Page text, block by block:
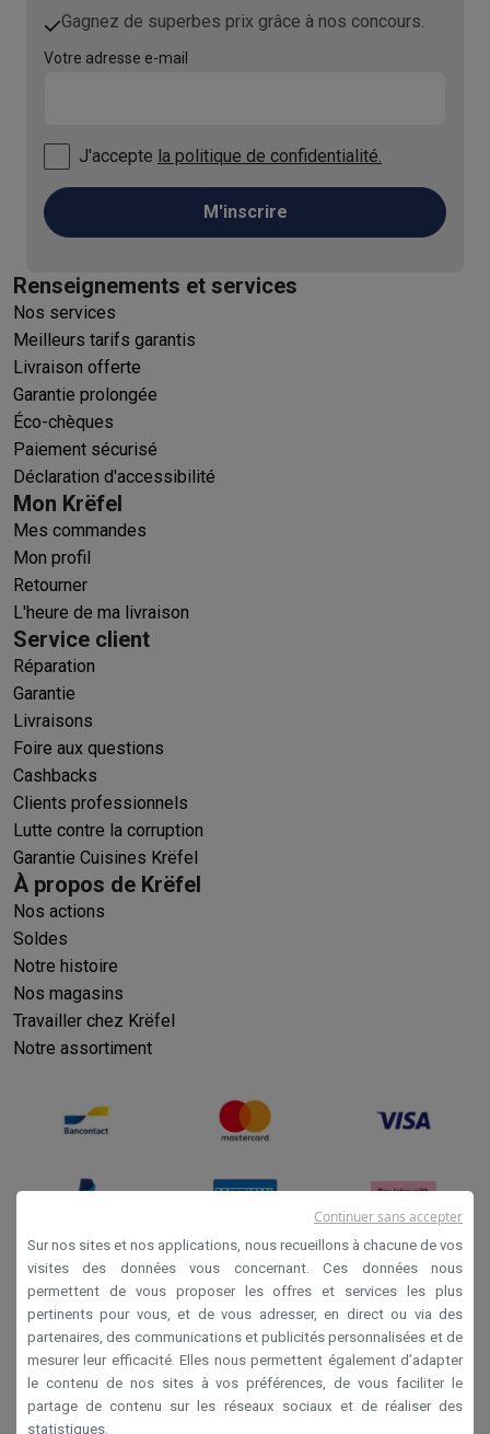
Gagnez de superbes prix grâce à nos concours.
Votre adresse e-mail
J'accepte la politique de confidentialité.
M'inscrire
Renseignements et services
Nos services
Meilleurs tarifs garantis
Livraison offerte
Garantie prolongée
Éco-chèques
Paiement sécurisé
Déclaration d'accessibilité
Mon Krëfel
Mes commandes
Mon profil
Retourner
L'heure de ma livraison
Service client
Réparation
Garantie
Livraisons
Foire aux questions
Cashbacks
Clients professionnels
Lutte contre la corruption
Garantie Cuisines Krëfel
À propos de Krëfel
Nos actions
Soldes
Notre histoire
Nos magasins
Travailler chez Krëfel
Notre assortiment
Conditions générales de vente
Privacy
Disclaimer
Cookies
Sur nos sites et nos applications, nous recueillons à chacune de vos
visites des données vous concernant. Ces données nous
permettent de vous proposer les offres et services les plus
pertinents pour vous, et de vous adresser, en direct ou via des
partenaires, des communications et publicités personnalisées et de
mesurer leur efficacité. Elles nous permettent également d’adapter
le contenu de nos sites à vos préférences, de vous faciliter le
partage de contenu sur les réseaux sociaux et de réaliser des
statistiques.
Continuer sans accepter